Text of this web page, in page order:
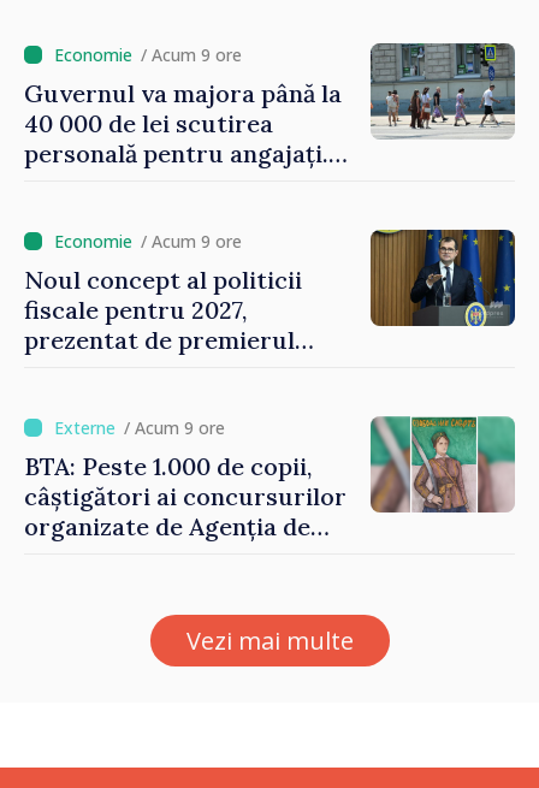
/ Acum 9 ore
Guvernul va majora până la
40 000 de lei scutirea
personală pentru angajați.
oamenilor”/ Acum 9 ore
Noul concept al politicii
fiscale pentru 2027,
prezentat de premierul
investițiile, taxăm viciile și
echilibrăm taxarea
consumului”
/ Acum 9 ore
BTA: Peste 1.000 de copii,
câștigători ai concursurilor
organizate de Agenția de
Vezi mai multe